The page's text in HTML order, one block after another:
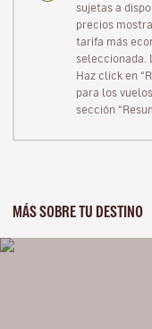
sujetas a
precios
tarifa más
seleccionada.
Haz click en
para los
sección
MÁS SOBRE TU DESTINO